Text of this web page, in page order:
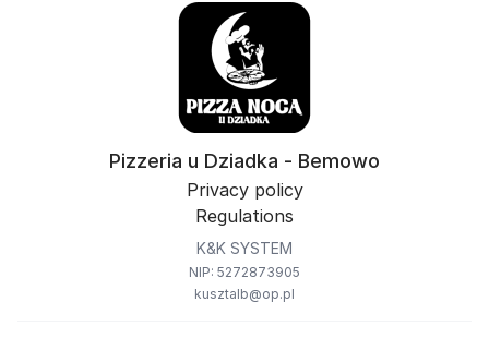
Pizzeria u Dziadka - Bemowo
Privacy policy
Regulations
K&K SYSTEM
NIP: 5272873905
kusztalb@op.pl